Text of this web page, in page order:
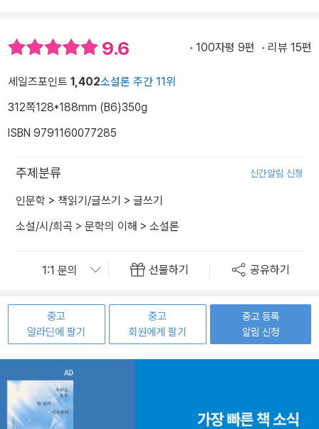
9.6 100자평 9편 리뷰 15편
세일즈포인트 1,402소설론 주간 11위
312쪽128*188mm (B6)350g
ISBN 9791160077285
주제분류 신간알림 신청
인문학 > 책읽기/글쓰기 > 글쓰기
소설/시/희곡 > 문학의 이해 > 소설론
선물하기 공유하기
중고
알라딘에 팔기
중고
회원에게 팔기
중고 등록
알림 신청